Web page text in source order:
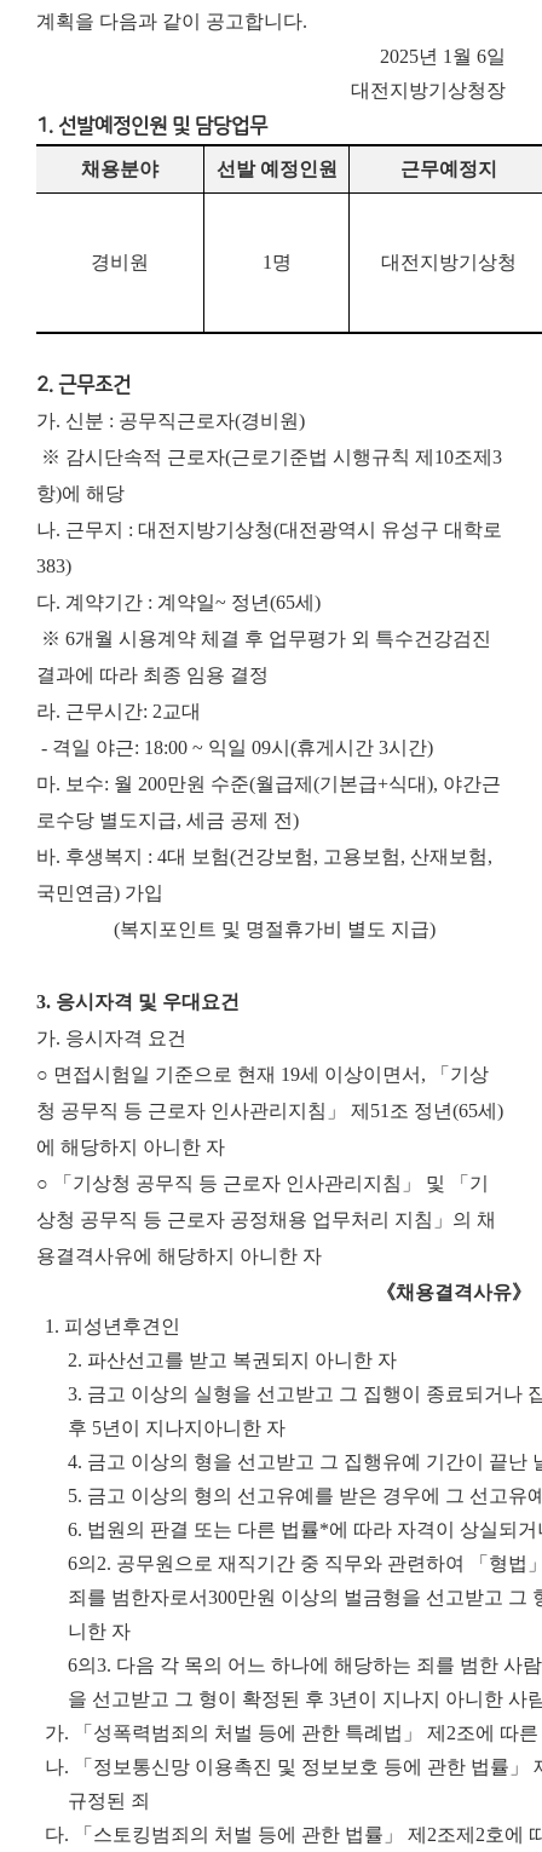
계획을 다음과 같이 공고합니다.
2025년 1월 6일
대전지방기상청장
1. 선발예정인원 및 담당업무
채용분야 선발 예정인원 근무예정지
경비원 1 명 대전지방기상청
2. 근무조건
가. 신분 : 공무직근로자(경비원)
※ 감시단속적 근로자(근로기준법 시행규칙 제10조제3
항)에 해당
나. 근무지 : 대전지방기상청(대전광역시 유성구 대학로
383)
다. 계약기간 : 계약일~ 정년(65세)
※ 6개월 시용계약 체결 후 업무평가 외 특수건강검진
결과에 따라 최종 임용 결정
라. 근무시간: 2교대
- 격일 야근: 18:00 ~ 익일 09시(휴게시간 3시간)
마. 보수: 월 200만원 수준(월급제(기본급+식대), 야간근
로수당 별도지급, 세금 공제 전)
바. 후생복지 : 4대 보험(건강보험, 고용보험, 산재보험,
국민연금) 가입
(복지포인트 및 명절휴가비 별도 지급)
3. 응시자격 및 우대요건
가. 응시자격 요건
○ 면접시험일 기준으로 현재 19세 이상이면서, 「기상
청 공무직 등 근로자 인사관리지침」 제51조 정년(65세)
에 해당하지 아니한 자
○ 「기상청 공무직 등 근로자 인사관리지침」 및 「기
상청 공무직 등 근로자 공정채용 업무처리 지침」의 채
용결격사유에 해당하지 아니한 자
《채용결격사유》
1. 피성년후견인
2. 파산선고를 받고 복권되지 아니한 자
3. 금고 이상의 실형을 선고받고 그 집행이 종료되거나
후 5년이 지나지 아니한 자
4. 금고 이상의 형을 선고받고 그 집행유예 기간이 끝난
5. 금고 이상의 형의 선고유예를 받은 경우에 그 선고유
6. 법원의 판결 또는 다른 법률*에 따라 자격이 상실되
6의 2. 공무원으로 재직기간 중 직무와 관련하여 「 형법
죄를 범한자로서300만원 이상의 벌금형을 선고받고 그
니한 자
6의 3. 다음 각 목의 어느 하나에 해당하는 죄를 범한 사
을 선고받고 그 형이 확정된 후 3년이 지나지 아니한 사
가. 「 성폭력범죄의 처벌 등에 관한 특례법 」 제 2조에 따
나. 「 정보통신망 이용촉진 및 정보보호 등에 관한 법률 」
규정된 죄
다. 「 스토킹범죄의 처벌 등에 관한 법률 」 제 2조제 2호에